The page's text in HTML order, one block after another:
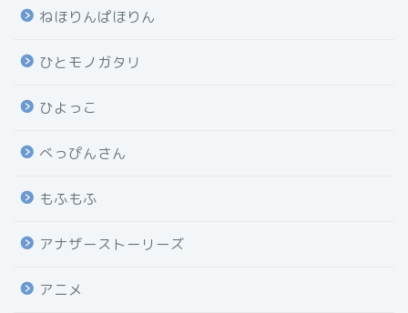
ねほりんぱほりん
ひとモノガタリ
ひよっこ
べっぴんさん
もふもふ
アナザーストーリーズ
アニメ